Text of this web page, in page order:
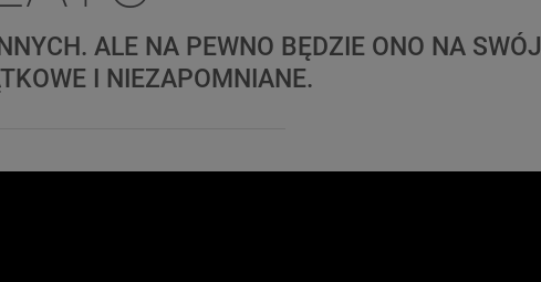
ALE NA PEWNO BĘDZIE ONO NA SWÓJ
I NIEZAPOMNIANE.